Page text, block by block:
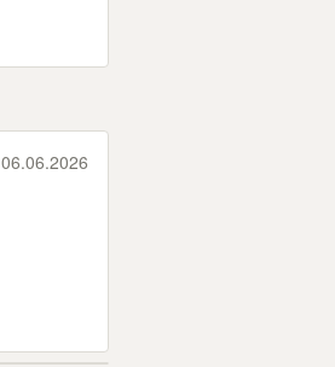
06.06.2026